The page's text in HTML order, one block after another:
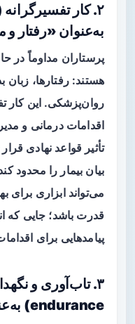
به‌عنوان «رفتار و
پرستاران مداوماً در
هستند: رفتارها،
روان‌پزشکی. این کار
اقدامات درمانی و
تأثیر قواعد نهادی
بیان بیمار را محدود
می‌تواند ابزاری برای
قدرت باشد؛ جایی که
پیامدهایی برای
endurance) به‌عنوان «رفتار و مقابله»